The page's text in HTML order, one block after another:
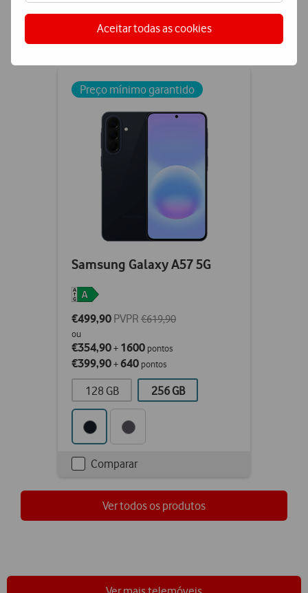
Aceitar todas as cookies
Checkbox
Comparar
Preço mínimo garantido
Samsung Galaxy A57 5G
€499,90 PVPR €619,90
ou
€354,90+ 1600 pontos
€399,90+640 pontos
128 GB 256 GB
Checkbox
ticked
Comparar
Ver todos os produtos